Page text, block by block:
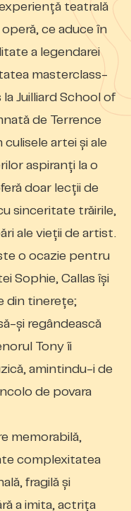
teatrală
ce aduce în
a legendarei
masterclass-
Juilliard School of
de Terrence
artei și ale
aspiranți la o
doar lecții de
sinceritate trăirile,
ale vieții de artist.
o ocazie pentru
Sophie, Callas își
din tinerețe;
și regândească
Tony îi
amintindu-i de
de povara
memorabilă,
complexitatea
fragilă și
a imita, actrița